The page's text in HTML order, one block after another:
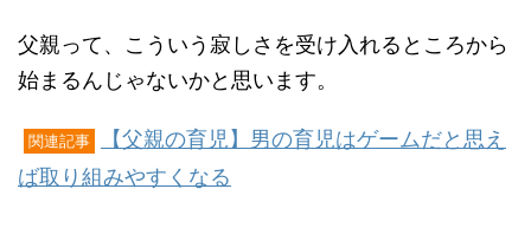
父親って、こういう寂しさを受け入れるところから
始まるんじゃないかと思います。
関連記事
【父親の育児】男の育児はゲームだと思え
ば取り組みやすくなる